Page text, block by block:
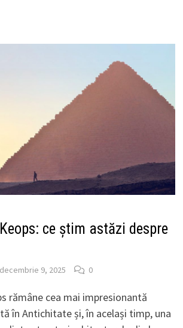
ce știm astăzi despre
decembrie 9, 2025 0
rămâne cea mai impresionantă
în Antichitate și, în același timp, una